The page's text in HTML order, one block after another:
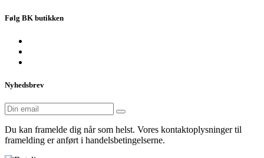
Følg BK butikken
Nyhedsbrev
Du kan framelde dig når som helst. Vores kontaktoplysninger til
framelding er anført i handelsbetingelserne.